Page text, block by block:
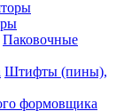
Паковочные
Штифты (пины),